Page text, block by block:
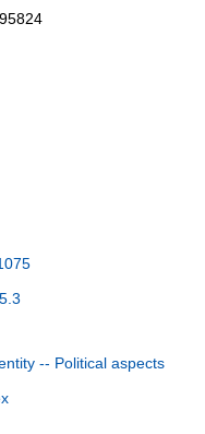
-- Political aspects